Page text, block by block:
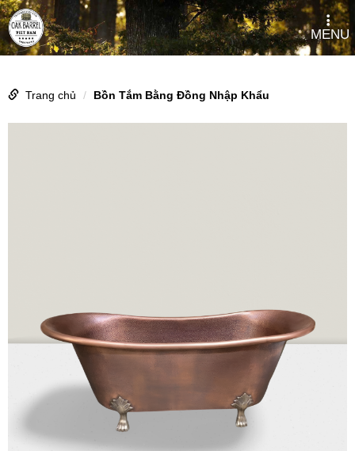
MENU
Trang chủ Bồn Tắm Bằng Đồng Nhập Khẩu